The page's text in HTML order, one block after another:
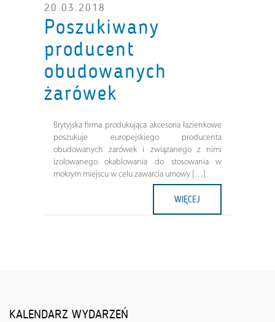
20.03.2018
Poszukiwany
producent
obudowanych
żarówek
Brytyjska firma produkująca akcesoria łazienkowe
poszukuje europejskiego producenta
obudowanych żarówek i związanego z nimi
izolowanego okablowania do stosowania w
mokrym miejscu w celu zawarcia umowy […]
WIĘCEJ
KALENDARZ WYDARZEŃ